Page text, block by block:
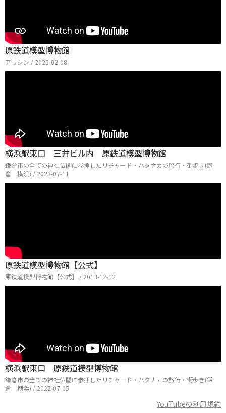
原鉄道模型博物館
アリシン / 2025-02-08
横浜駅東口 三井ビル内 原鉄道模型博物館
鎌倉市の全ての神社仏閣に参拝したリチャード・ハタナカの旅行・街歩き(鎌
倉 横浜) / 2023-07-11
原鉄道模型博物館【公式】
原鉄道模型博物館【公式】 / 2013-12-12
横浜駅東口 原鉄道模型博物館
鎌倉市の全ての神社仏閣に参拝したリチャード・ハタナカの旅行・街歩き(鎌
倉 横浜) / 2022-07-05
YouTubeの利用規約